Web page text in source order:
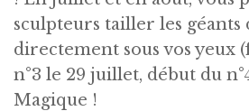
sculpteurs tailler les géants
directement sous vos yeux
n°3 le 29 juillet, début du
Magique !